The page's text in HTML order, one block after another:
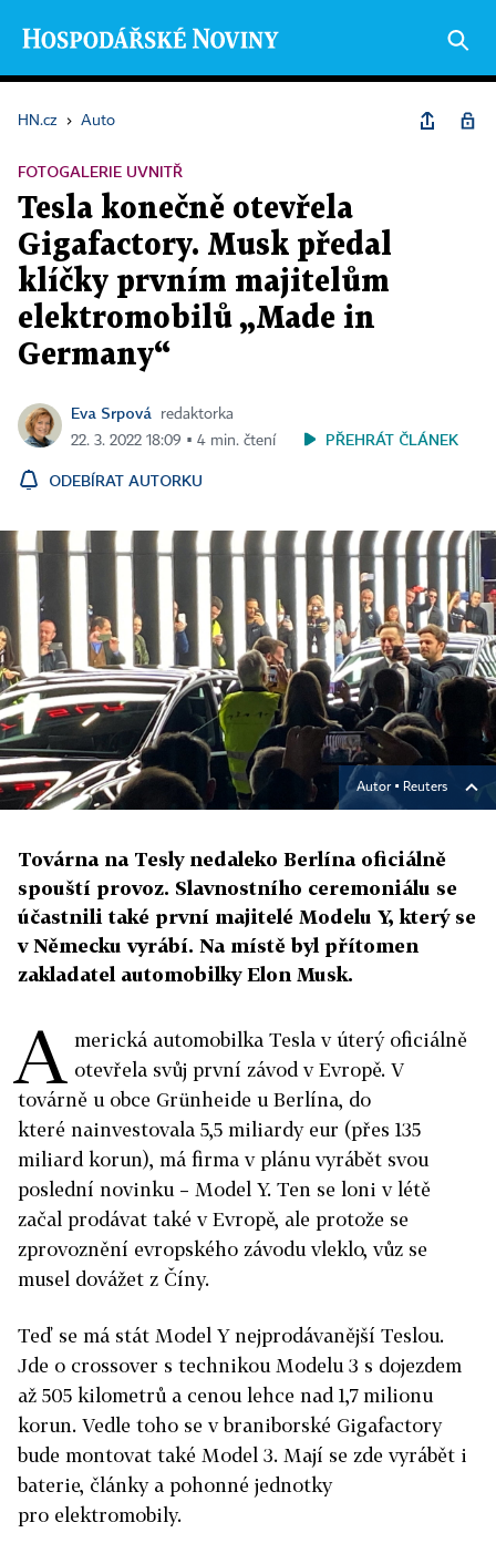
HN.cz › Auto
FOTOGALERIE UVNITŘ
Tesla konečně otevřela
Gigafactory. Musk předal
klíčky prvním majitelům
elektromobilů „Made in
Germany“
Eva Srpová
redaktorka
22. 3. 2022 18:09 ▪ 4 min. čtení
PŘEHRÁT ČLÁNEK
ODEBÍRAT AUTORKU
Autor ▪ Reuters
Továrna na Tesly nedaleko Berlína oficiálně
spouští provoz. Slavnostního ceremoniálu se
účastnili také první majitelé Modelu Y, který se
v Německu vyrábí. Na místě byl přítomen
zakladatel automobilky Elon Musk.
A merická automobilka Tesla v úterý oficiálně
otevřela svůj první závod v Evropě. V
továrně u obce Grünheide u Berlína, do
které nainvestovala 5,5 miliardy eur (přes 135
miliard korun), má firma v plánu vyrábět svou
poslední novinku – Model Y. Ten se loni v létě
začal prodávat také v Evropě, ale protože se
zprovoznění evropského závodu vleklo, vůz se
musel dovážet z Číny.
Teď se má stát Model Y nejprodávanější Teslou.
Jde o crossover s technikou Modelu 3 s dojezdem
až 505 kilometrů a cenou lehce nad 1,7 milionu
korun. Vedle toho se v braniborské Gigafactory
bude montovat také Model 3. Mají se zde vyrábět i
baterie, články a pohonné jednotky
pro elektromobily.